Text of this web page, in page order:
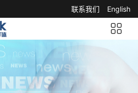
联系我们 English